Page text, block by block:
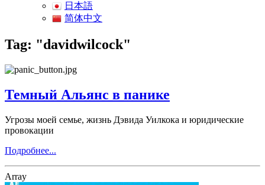
日本語
简体中文
Tag: "davidwilcock"
Темный Альянс в панике
Угрозы моей семье, жизнь Дэвида Уилкока и юридические
провокации
Подробнее...
Array